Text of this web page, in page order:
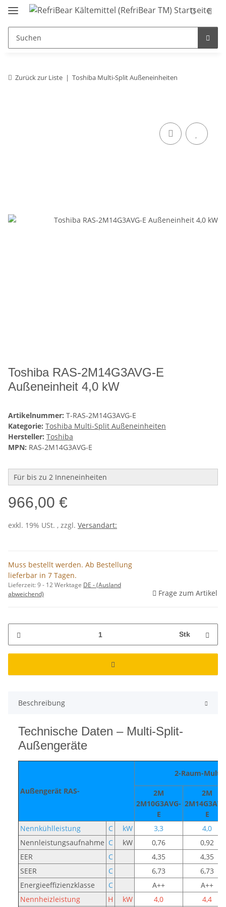
Zurück zur Liste Toshiba Multi-Split Außeneinheiten
Toshiba RAS-2M14G3AVG-E
Außeneinheit 4,0 kW
Artikelnummer: T-RAS-2M14G3AVG-E
Kategorie: Toshiba Multi-Split Außeneinheiten
Hersteller: Toshiba
MPN: RAS-2M14G3AVG-E
Für bis zu 2 Inneneinheiten
966,00 €
exkl. 19% USt. , zzgl. Versandart:
Muss bestellt werden. Ab Bestellung
lieferbar in 7 Tagen.
Lieferzeit:9 - 12 Werktage DE - (Ausland
abweichend)
Frage zum Artikel
Stk
Beschreibung
Technische Daten – Multi-Split-
Außengeräte
Außengerät RAS-
2-Raum-
2M
2M10G3AVG-
E
2M
E
Nennkühlleistung
C kW 3,3
4,0
Nennleistungsaufnahme C kW 0,76
0,92
EER
C 4,35
4,35
SEER
C 6,73
6,73
Energieeffizienzklasse
C A++
A++
Nennheizleistung
H kW 4,0 4,4